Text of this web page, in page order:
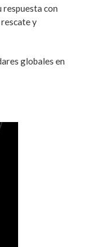
con
y
globales en